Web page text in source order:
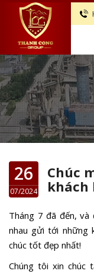
26
07/2024
Chúc
khách
Tháng 7 đã đến,
nhau gửi tới những
chúc tốt đẹp nhất!
Chúng tôi xin chúc